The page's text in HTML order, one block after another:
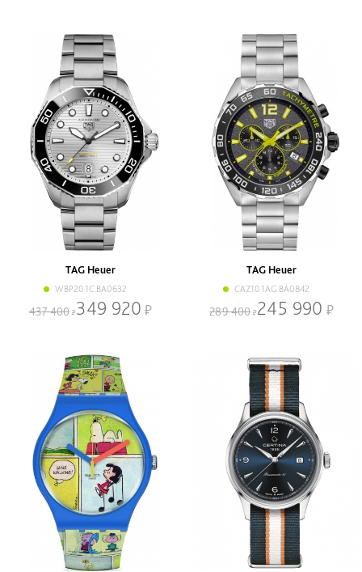
TAG Heuer
WBP201C.BA0632
437 400 349 920
TAG Heuer
CAZ101AG.BA0842
289 400 245 990